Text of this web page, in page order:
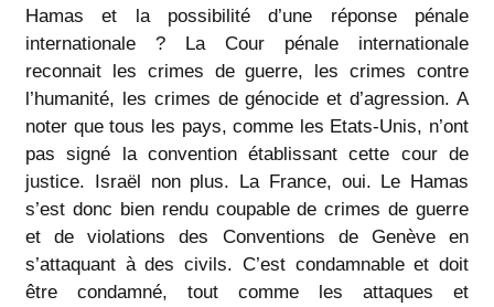
Hamas et la possibilité d’une réponse pénale
internationale ? La Cour pénale internationale
reconnait les crimes de guerre, les crimes contre
l’humanité, les crimes de génocide et d’agression. A
noter que tous les pays, comme les Etats-Unis, n’ont
pas signé la convention établissant cette cour de
justice. Israël non plus. La France, oui. Le Hamas
s’est donc bien rendu coupable de crimes de guerre
et de violations des Conventions de Genève en
s’attaquant à des civils. C’est condamnable et doit
être condamné, tout comme les attaques et